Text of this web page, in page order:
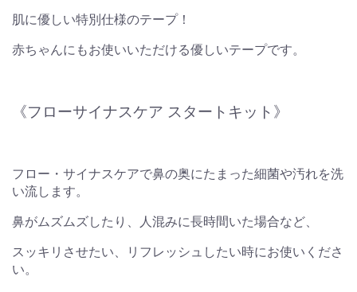
肌に優しい特別仕様のテープ！
赤ちゃんにもお使いいただける優しいテープです。
《フローサイナスケア スタートキット》
フロー・サイナスケアで鼻の奥にたまった細菌や汚れを洗
い流します。
鼻がムズムズしたり、人混みに長時間いた場合など、
スッキリさせたい、リフレッシュしたい時にお使いくださ
い。